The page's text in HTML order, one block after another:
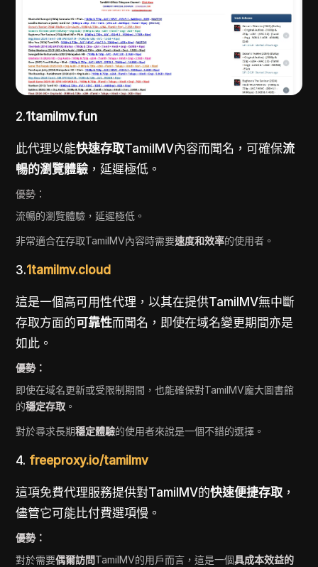
2.1tamilmv.fun
此代理以能快速存取TamilMV內容而聞名，可確保流
暢的瀏覽體驗 ，延遲極低。
優勢：
流暢的瀏覽體驗，延遲極低。
非常適合在存取TamilMV內容時需要速度和效率的使用者。
3.1tamilmv.cloud
這是一個高可用性代理，以其在提供TamilMV無中斷
存取方面的可靠性而聞名，即使在域名變更期間亦是
如此。
優勢：
即使在域名更新或受限制期間，也能確保對TamilMV龐大圖書館
的穩定存取 。
對於尋求長期穩定體驗的使用者來說是一個不錯的選擇。
4. freeproxy.io/tamilmv
這項免費代理服務提供對TamilMV的快速便捷存取 ，
儘管它可能比付費選項慢。
優勢：
對於需要偶爾訪問TamilMV的用戶而言，這是一個具成本效益的